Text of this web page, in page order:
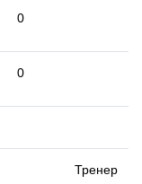
0
0
Тренер